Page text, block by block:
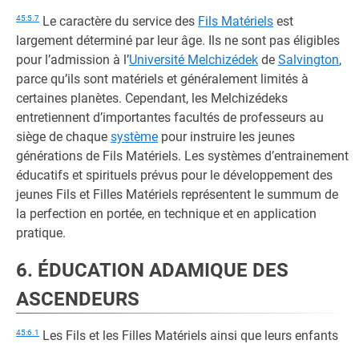
45:5.7 Le caractère du service des Fils Matériels est
largement déterminé par leur âge. Ils ne sont pas éligibles
pour l’admission à l’Université Melchizédek de Salvington,
parce qu’ils sont matériels et généralement limités à
certaines planètes. Cependant, les Melchizédeks
entretiennent d’importantes facultés de professeurs au
siège de chaque système pour instruire les jeunes
générations de Fils Matériels. Les systèmes d’entrainement
éducatifs et spirituels prévus pour le développement des
jeunes Fils et Filles Matériels représentent le summum de
la perfection en portée, en technique et en application
pratique.
6. ÉDUCATION ADAMIQUE DES
ASCENDEURS
45:6.1
Les Fils et les Filles Matériels ainsi que leurs enfants